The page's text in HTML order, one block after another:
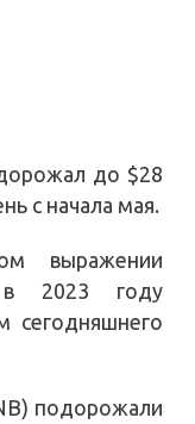
до $28
с начала мая.
выражении
в 2023 году
сегодняшнего
подорожали